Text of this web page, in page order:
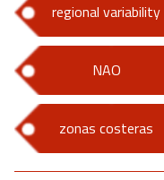
regional variability
NAO
zonas costeras